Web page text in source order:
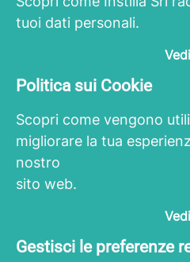
tuoi dati personali.
Vedi
Politica sui Cookie
Scopri come vengono
migliorare la tua
nostro
sito web.
Vedi
Gestisci le preferenze